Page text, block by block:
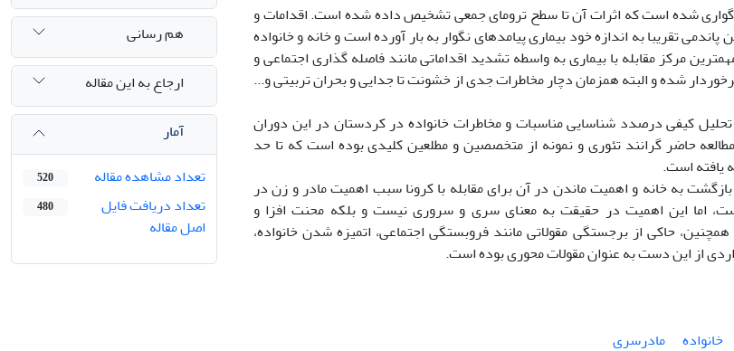
ناگواری شده است که اثرات آن تا سطح ترومای جمعی تشخیص داده شده است. اقدامات و
پاندمی تقریبا به اندازه خود بیماری پیامدهای نگوار به بار آورده است و خانه و خانواده
مرکز مقابله با بیماری به واسطه تشدید اقداماتی مانند فاصله گذاری اجتماعی و
شده و البته همزمان دچار مخاطرات جدی از خشونت تا جدایی و بحران تربیتی و...
تحلیل کیفی درصدد شناسایی مناسبات و مخاطرات خانواده در کردستان در این دوران
حاضر گرانند تئوری و نمونه از متخصصین و مطلعین کلیدی بوده است که تا حد
یافته است.
به خانه و اهمیت ماندن در آن برای مقابله با کرونا سبب اهمیت مادر و زن در
اما این اهمیت در حقیقت به معنای سری و سروری نیست و بلکه محنت افزا و
حاکی از برجستگی مقولاتی مانند فروبستگی اجتماعی، اتمیزه شدن خانواده،
از این دست به عنوان مقولات محوری بوده است.
خانواده مادرسری
هم رسانی
ارجاع به این مقاله
آمار
تعداد مشاهده مقاله
520
تعداد دریافت فایل
اصل مقاله
480